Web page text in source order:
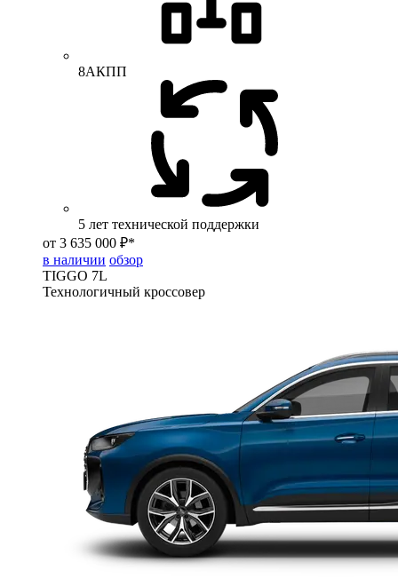
8АКПП
5 лет технической поддержки
от 3 635 000 ₽*
в наличии обзор
TIGGO 7L
Технологичный кроссовер